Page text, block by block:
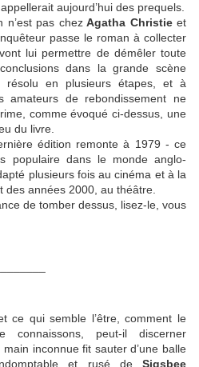
aujourd’hui des prequels.
n’est pas chezAgatha Christieet
passe le roman à collecter
lui permettre de démêler toute
dans la grande scène
en plusieurs étapes, et à
amateurs de rebondissement ne
comme évoqué ci-dessus, une
du livre.
édition remonte à 1979 - ce
populaire dans le monde anglo-
plusieurs fois au cinéma et à la
années 2000, au théâtre.
de tomber dessus, lisez-le, vous
ce qui semble l’être, comment le
peut-il discerner
inconnue fit sauter d’une balle
et rusé de Sigsbee